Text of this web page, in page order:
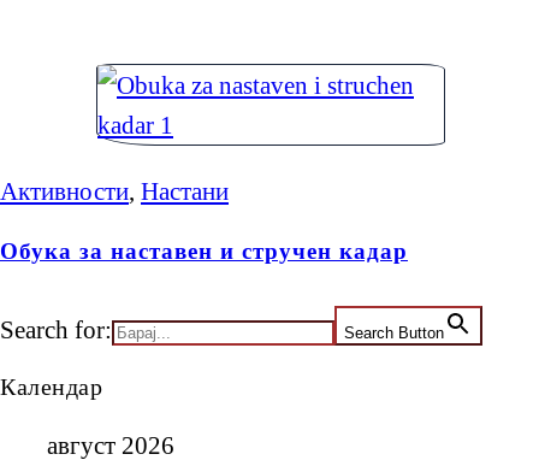
Активности, Настани
Обука за наставен и стручен кадар
Search for: Search Button
Календар
август 2026